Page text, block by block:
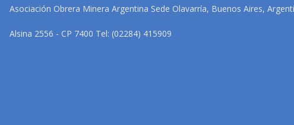
Asociación Obrera Minera Argentina Sede Olavarría, Buenos Aires,
Alsina 2556 - CP 7400 Tel: (02284) 415909